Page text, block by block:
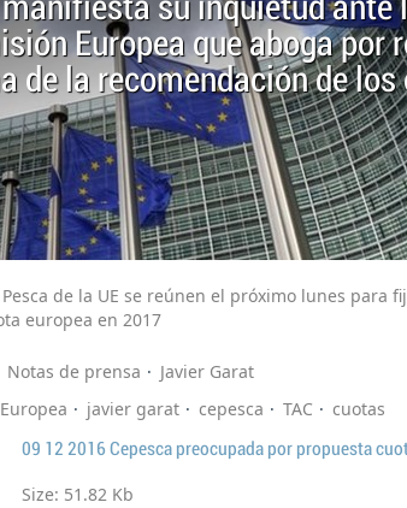
manifiesta su inquietud ante
Europea que aboga por
de la recomendación de
de la UE se reúnen el próximo lunes para
europea en 2017
Notas de prensa
Javier Garat
javier garat cepesca TAC cuotas
Size: 51.82 Kb